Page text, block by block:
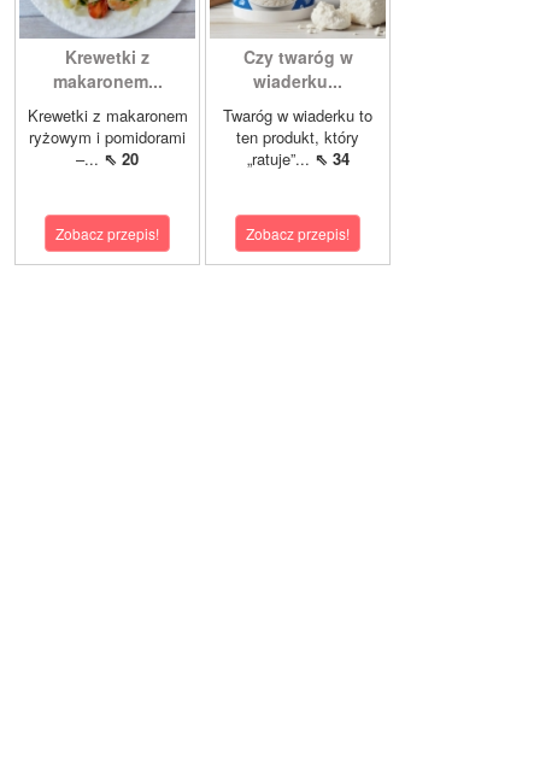
Krewetki z
makaronem...
Krewetki z makaronem
ryżowym i pomidorami
–... ⇖ 20
Zobacz przepis!
Czy twaróg w
wiaderku...
Twaróg w wiaderku to
ten produkt, który
„ratuje”... ⇖ 34
Zobacz przepis!